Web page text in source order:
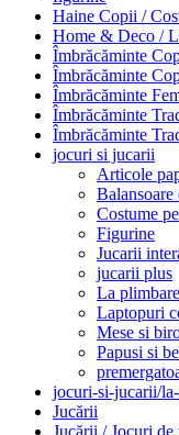
Haine Copii /
Home & Deco /
Îmbrăcăminte
Îmbrăcăminte
Îmbrăcăminte
Îmbrăcăminte
Îmbrăcăminte
jocuri si jucarii
Articole
Balansoare
Costume
Figurine
Jucarii
jucarii plus
La plimbare
Laptopuri
Mese si
Papusi si
jocuri-si-jucarii/
Jucării
Jucării / Jocuri de